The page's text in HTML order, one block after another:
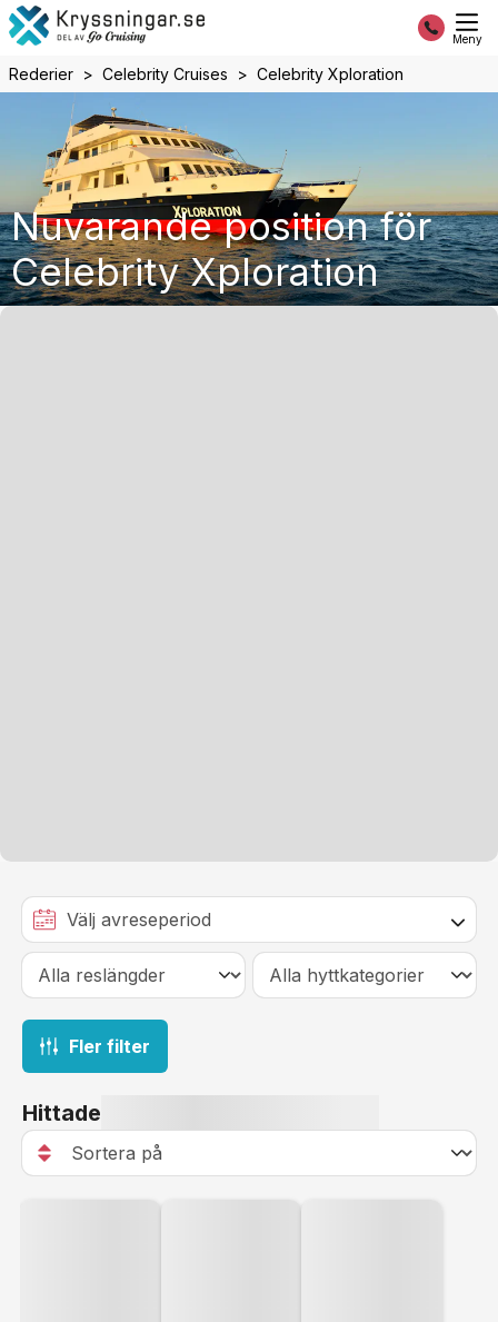
Meny
Rederier Celebrity Cruises Celebrity Xploration
Nuvarande position för
Celebrity Xploration
Fler filter
Hittade